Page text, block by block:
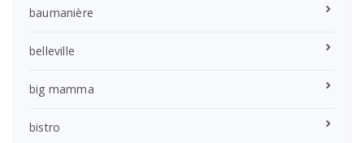
baumanière
belleville
big mamma
bistro